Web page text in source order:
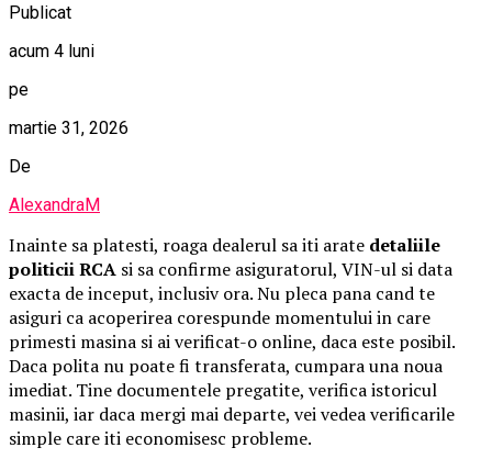
Publicat
acum 4 luni
pe
martie 31, 2026
De
AlexandraM
Inainte sa platesti, roaga dealerul sa iti arate detaliile
politicii RCA si sa confirme asiguratorul, VIN-ul si data
exacta de inceput, inclusiv ora. Nu pleca pana cand te
asiguri ca acoperirea corespunde momentului in care
primesti masina si ai verificat-o online, daca este posibil.
Daca polita nu poate fi transferata, cumpara una noua
imediat. Tine documentele pregatite, verifica istoricul
masinii, iar daca mergi mai departe, vei vedea verificarile
simple care iti economisesc probleme.